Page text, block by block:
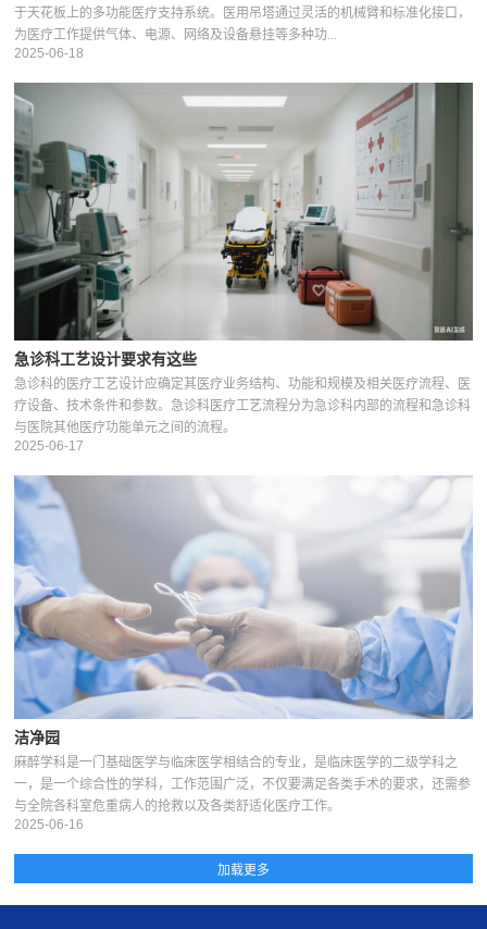
于天花板上的多功能医疗支持系统。医用吊塔通过灵活的机械臂和标准化接口，
为医疗工作提供气体、电源、网络及设备悬挂等多种功...
2025-06-18
急诊科工艺设计要求有这些
急诊科的医疗工艺设计应确定其医疗业务结构、功能和规模及相关医疗流程、医
疗设备、技术条件和参数。急诊科医疗工艺流程分为急诊科内部的流程和急诊科
与医院其他医疗功能单元之间的流程。
2025-06-17
洁净园
麻醉学科是一门基础医学与临床医学相结合的专业，是临床医学的二级学科之
一，是一个综合性的学科，工作范围广泛，不仅要满足各类手术的要求，还需参
与全院各科室危重病人的抢救以及各类舒适化医疗工作。
2025-06-16